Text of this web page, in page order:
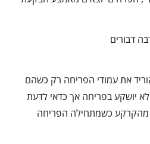
דבורים
את עמודי הפריחה רק כשהם
יושקע בפריחה אך כדאי לדעת
כשמתחילה הפריחה